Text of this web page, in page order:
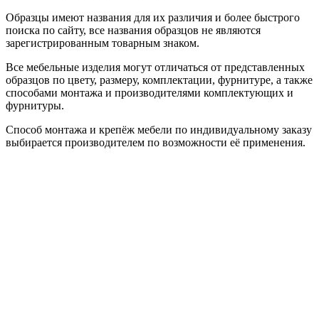
Образцы имеют названия для их различия и более быстрого
поиска по сайту, все названия образцов не являются
зарегистрированным товарным знаком.
Все мебельные изделия могут отличаться от представленных
образцов по цвету, размеру, комплектации, фурнитуре, а также
способами монтажа и производителями комплектующих и
фурнитуры.
Способ монтажа и крепёж мебели по индивидуальному заказу
выбирается производителем по возможности её применения.